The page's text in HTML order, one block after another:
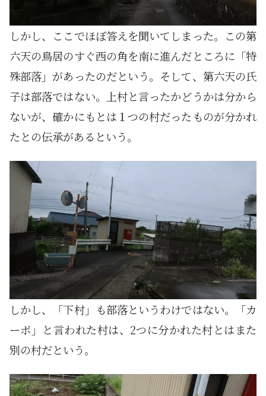
しかし、ここでほぼ答えを聞いてしまった。この第
六天の鳥居のすぐ西の角を南に進んだところに「特
殊部落」があったのだという。そして、第六天の氏
子は部落ではない。上村と言ったかどうかは分から
ないが、確かにもとは１つの村だったものが分かれ
たとの伝承があるという。
しかし、「下村」も部落というわけではない。「カ
ーボ」と言われた村は、2つに分かれた村とはまた
別の村だという。